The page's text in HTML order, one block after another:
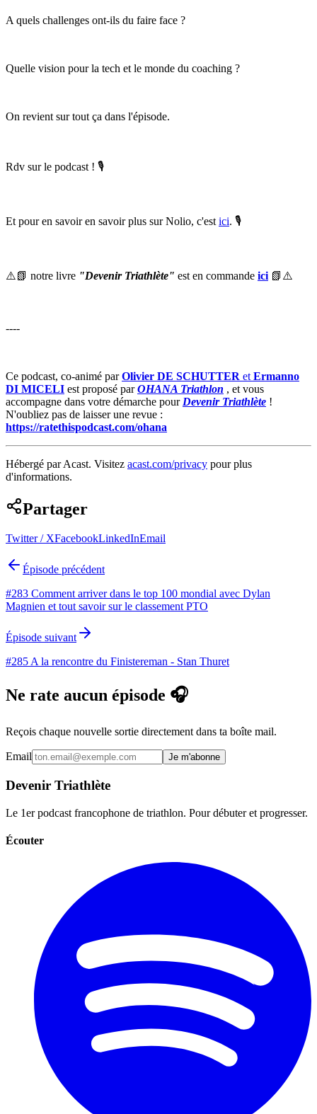
A quels challenges ont-ils du faire face ?
Quelle vision pour la tech et le monde du coaching ?
On revient sur tout ça dans l'épisode.
Rdv sur le podcast ! 🎙
Et pour en savoir en savoir plus sur Nolio, c'est ici. 🎙
⚠️📗 notre livre "Devenir Triathlète" est en commande ici 📗⚠️
----
Ce podcast, co-animé parOlivier DE SCHUTTER et Ermanno
DI MICELI est proposé parOHANA Triathlon , et vous
accompagne dans votre démarche pour Devenir Triathlète !
N'oubliez pas de laisser une revue :
https://ratethispodcast.com/ohana
Hébergé par Acast. Visitez acast.com/privacy pour plus
d'informations.
Partager
Twitter / XFacebookLinkedInEmail
Épisode précédent
#283 Comment arriver dans le top 100 mondial avec Dylan
Magnien et tout savoir sur le classement PTO
Épisode suivant
#285 A la rencontre du Finistereman - Stan Thuret
Ne rate aucun épisode 🎧
Reçois chaque nouvelle sortie directement dans ta boîte mail.
Email Je m'abonne
Devenir Triathlète
Le 1er podcast francophone de triathlon. Pour débuter et progresser.
Écouter